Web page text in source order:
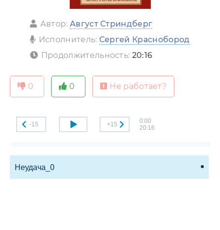
Автор: Август Стриндберг
Исполнитель: Сергей Краснобород
Продолжительность: 20:16
0 0 Не работает?
-15 +15
0:00
20:16
Неудача_0